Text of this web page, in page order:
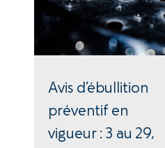
Avis d’ébullition
préventif en
vigueur : 3 au 29,